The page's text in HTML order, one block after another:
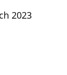
2023